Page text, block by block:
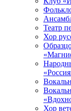
Театр
Хор
Хор